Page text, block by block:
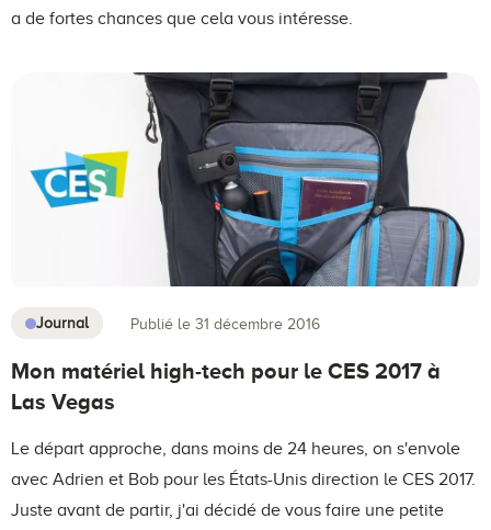
a de fortes chances que cela vous intéresse.
Journal Publié le 31 décembre 2016
Mon matériel high-tech pour le CES 2017 à
Las Vegas
Le départ approche, dans moins de 24 heures, on s'envole
avec Adrien et Bob pour les États-Unis direction le CES 2017.
Juste avant de partir, j'ai décidé de vous faire une petite